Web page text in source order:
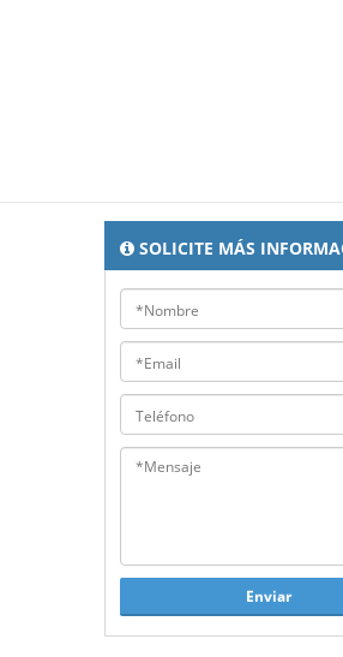
SOLICITE MÁS
Enviar